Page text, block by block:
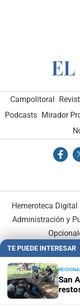
Campolitoral
Podcasts Mirador
Hemeroteca
Administración y
TE PUEDE INTERESAR
San